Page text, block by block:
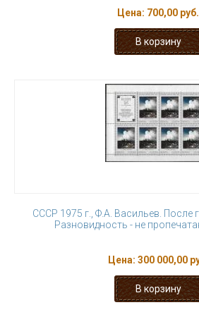
Цена: 700,00 руб.
СССР 1975 г., Ф.А. Васильев. После
Разновидность - не
Цена: 300 000,00